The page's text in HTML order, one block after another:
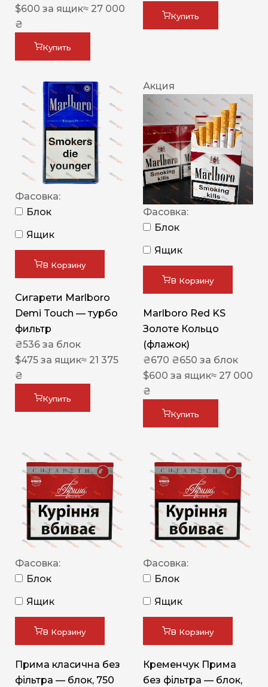
$600 за ящик≈ 27 000
₴
Купить
Купить
Фасовка:
Блок
Ящик
В Корзину
Сигарети Marlboro
Demi Touch — турбо
фильтр
₴536 за блок
$475 за ящик≈ 21 375
₴
Купить
Акция
Фасовка:
Блок
Ящик
В Корзину
Marlboro Red KS
Золоте Кольцо
(флажок)
₴670 ₴650 за блок
$600 за ящик≈ 27 000
₴
Купить
Фасовка:
Блок
Ящик
В Корзину
Прима класична без
фільтра — блок, 750
Фасовка:
Блок
Ящик
В Корзину
Кременчук Прима
без фільтра — блок,